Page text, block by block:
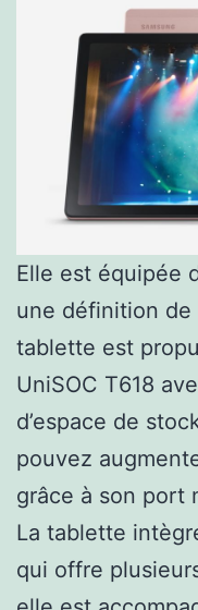
Elle est équipée
une définition de
tablette est
UniSOC T618
d’espace de
pouvez
grâce à son port
La tablette
qui offre